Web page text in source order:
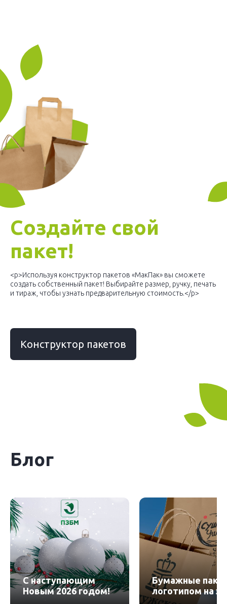
Создайте свой
пакет!
<p>Используя конструктор пакетов «МакПак» вы сможете
создать собственный пакет! Выбирайте размер, ручку, печать
и тираж, чтобы узнать предварительную стоимость.</p>
Конструктор пакетов
Блог
С наступающим
Новым 2026 годом!
Бумажные
логотипом на